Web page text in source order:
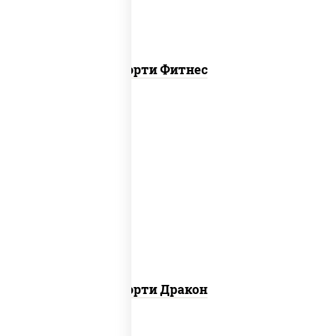
Ассорти Фитнес
Ассорти Дракон